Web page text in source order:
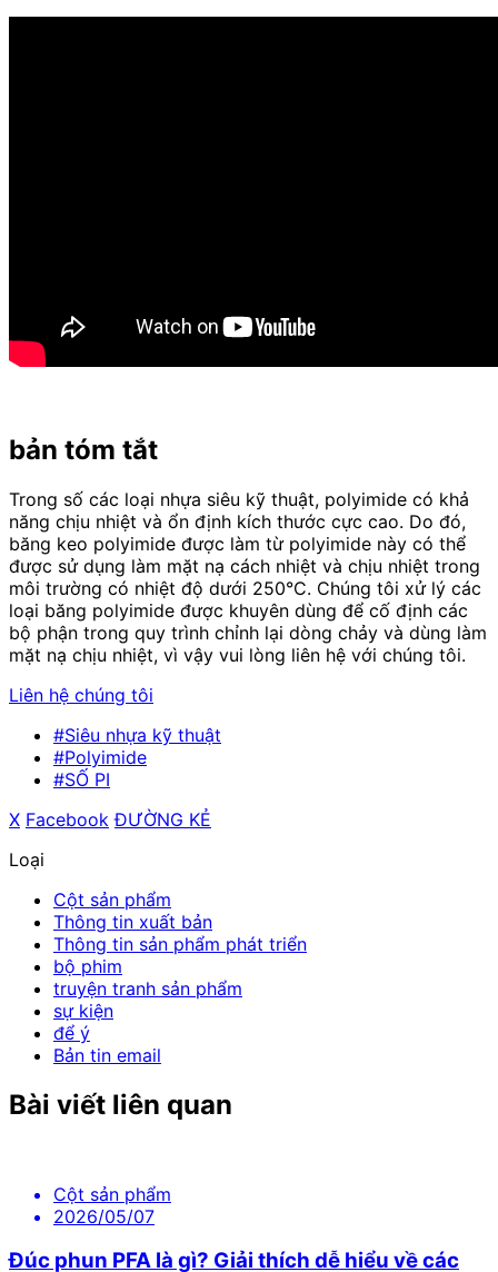
bản tóm tắt
Trong số các loại nhựa siêu kỹ thuật, polyimide có khả
năng chịu nhiệt và ổn định kích thước cực cao. Do đó,
băng keo polyimide được làm từ polyimide này có thể
được sử dụng làm mặt nạ cách nhiệt và chịu nhiệt trong
môi trường có nhiệt độ dưới 250°C. Chúng tôi xử lý các
loại băng polyimide được khuyên dùng để cố định các
bộ phận trong quy trình chỉnh lại dòng chảy và dùng làm
mặt nạ chịu nhiệt, vì vậy vui lòng liên hệ với chúng tôi.
Liên hệ chúng tôi
#Siêu nhựa kỹ thuật
#Polyimide
#SỐ PI
X Facebook ​ ​ĐƯỜNG KẺ
Loại
Cột sản phẩm
Thông tin xuất bản
Thông tin sản phẩm phát triển
bộ phim
truyện tranh sản phẩm
sự kiện
để ý
Bản tin email
Bài viết liên quan
Cột sản phẩm
2026/05/07
Đúc phun PFA là gì? Giải thích dễ hiểu về các